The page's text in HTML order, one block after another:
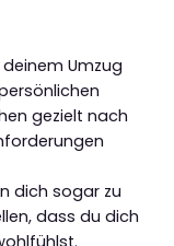
Umzug
gezielt nach
dich sogar zu
dass du dich